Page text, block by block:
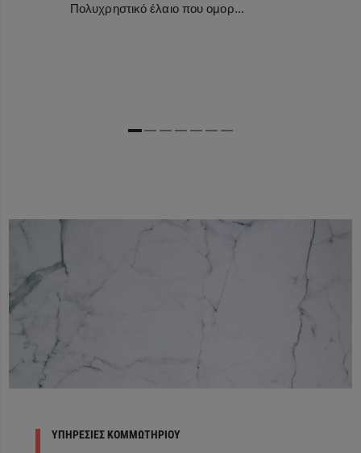
Πολυχρηστικό έλαιο που ομορ...
ΥΠΗΡΕΣΙΕΣ ΚΟΜΜΩΤΗΡΙΟΥ